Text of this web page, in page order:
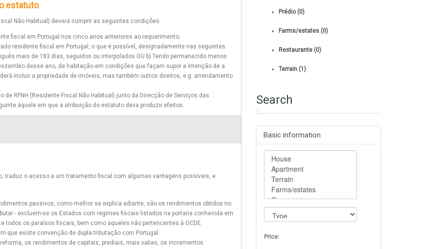
estatuto
Não Habitual) deverá cumprir as seguintes condições:
fiscal em Portugal nos cinco anos anteriores ao requerimento;
residente fiscal em Portugal, o que é possível, designadamente nas seguintes
mais de 183 dias, seguidos ou interpolados OU b) Tendo permanecido menos
desse ano, de habitação em condições que façam supor a intenção de a
incluir a propriedade de imóveis, mas também outros direitos, e.g. arrendamento
RFNH (Residente Fiscal Não Habitual) junto da Direcção de Serviços das
àquele em que a atribuição do estatuto deva produzir efeitos.
traduz o acesso a um tratamento fiscal com algumas vantagens possíveis, e
passivos, como melhor se explica adiante, são os rendimentos obtidos no
- excluem-se os Estados com regimes fiscais listados na portaria conhecida em
todos os paraísos fiscais, bem como aqueles não pertencentes à OCDE.
que existe convenção de dupla tributação com Portugal.
os rendimentos de capitais, prediais, mais valias, os incrementos
Prédio (0)
Farms/estates (0)
Restaurante (0)
Terrain (1)
Search
Basic information
Price: